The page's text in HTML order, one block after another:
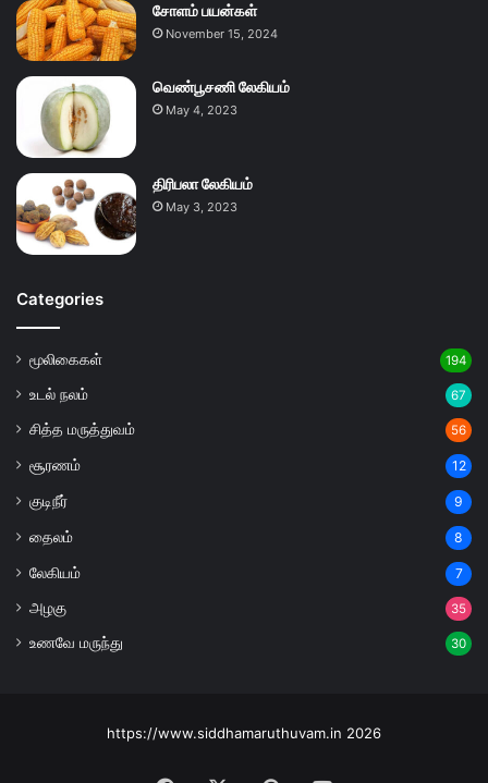
சோளம் பயன்கள்
November 15, 2024
வெண்பூசணி லேகியம்
May 4, 2023
திரிபலா லேகியம்
May 3, 2023
Categories
மூலிகைகள் 194
உடல் நலம் 67
சித்த மருத்துவம் 56
சூரணம் 12
குடிநீர் 9
தைலம் 8
லேகியம் 7
அழகு 35
உணவே மருந்து 30
https://www.siddhamaruthuvam.in 2026